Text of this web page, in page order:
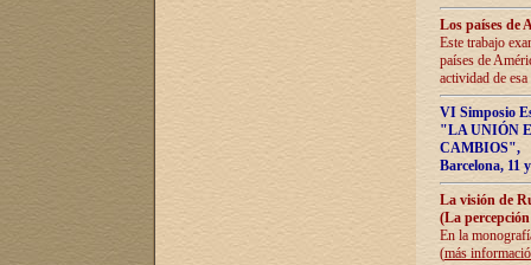
Los países de
Este trabajo
países de
actividad de
VI Simposio
"LA UNIÓN
CAMBIOS",
Barcelona, 11
La visión de
(La
En la
(más